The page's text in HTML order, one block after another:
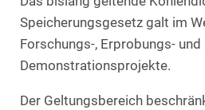
Speicherungsgesetz galt im
Forschungs-, Erprobungs- und
Demonstrationsprojekte.
Der Geltungsbereich